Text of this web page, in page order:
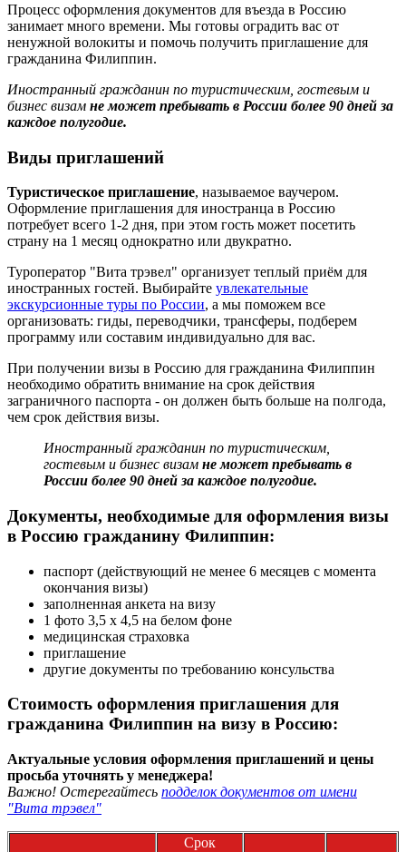
Процесс оформления документов для въезда в Россию
занимает много времени. Мы готовы оградить вас от
ненужной волокиты и помочь получить приглашение для
гражданина Филиппин.
Иностранный гражданин по туристическим, гостевым и
бизнес визам не может пребывать в России более 90 дней за
каждое полугодие.
Виды приглашений
Туристическое приглашение, называемое ваучером.
Оформление приглашения для иностранца в Россию
потребует всего 1-2 дня, при этом гость может посетить
страну на 1 месяц однократно или двукратно.
Туроператор "Вита трэвел" организует теплый приём для
иностранных гостей. Выбирайте увлекательные
экскурсионные туры по России, а мы поможем все
организовать: гиды, переводчики, трансферы, подберем
программу или составим индивидуально для вас.
При получении визы в Россию для гражданина Филиппин
необходимо обратить внимание на срок действия
заграничного паспорта - он должен быть больше на полгода,
чем срок действия визы.
Иностранный гражданин по туристическим,
гостевым и бизнес визам не может пребывать в
России более 90 дней за каждое полугодие.
Документы, необходимые для оформления визы
в Россию гражданину Филиппин:
паспорт (действующий не менее 6 месяцев с момента
окончания визы)
заполненная анкета на визу
1 фото 3,5 х 4,5 на белом фоне
медицинская страховка
приглашение
другие документы по требованию консульства
Стоимость оформления приглашения для
гражданина Филиппин на визу в Россию:
Актуальные условия оформления приглашений и цены
просьба уточнять у менеджера!
Важно! Остерегайтесь подделок документов от имени
"Вита трэвел"
Срок